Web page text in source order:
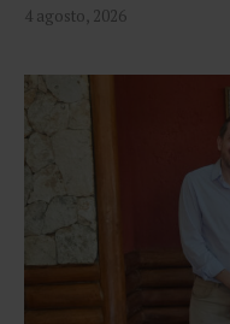
4 agosto, 2026